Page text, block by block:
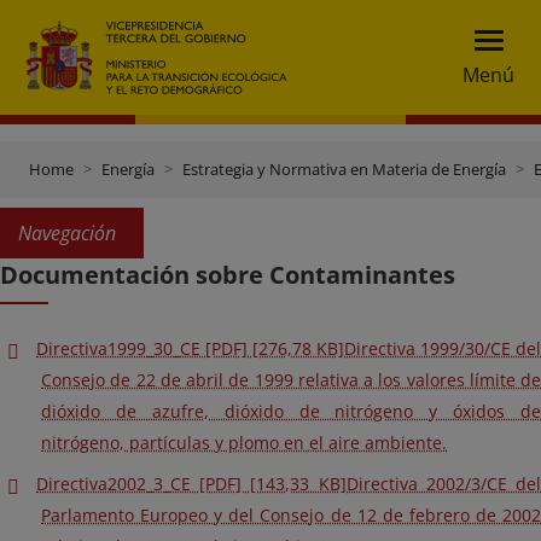
Menú
Home Energía Estrategia y Normativa en Materia de Energía
Navegación
Documentación sobre Contaminantes
Directiva1999_30_CE [PDF] [276,78 KB]Directiva 1999/30/CE del
Consejo de 22 de abril de 1999 relativa a los valores límite de
dióxido de azufre, dióxido de nitrógeno y óxidos de
nitrógeno, partículas y plomo en el aire ambiente.
Directiva2002_3_CE [PDF] [143,33 KB]Directiva 2002/3/CE del
Parlamento Europeo y del Consejo de 12 de febrero de 2002